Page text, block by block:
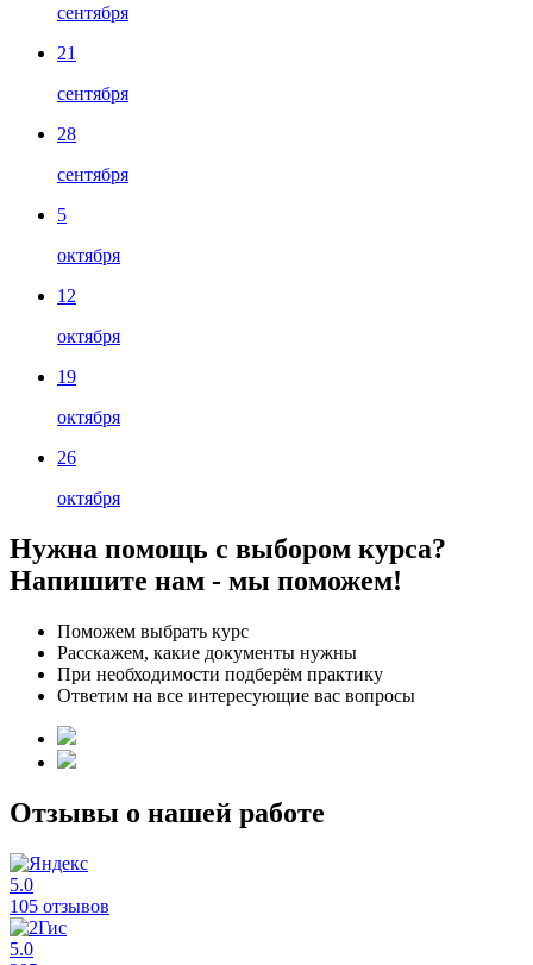
сентября
21
сентября
28
сентября
5
октября
12
октября
19
октября
26
октября
Нужна помощь с выбором курса?
Напишите нам - мы поможем!
Поможем выбрать курс
Расскажем, какие документы нужны
При необходимости подберём практику
Ответим на все интересующие вас вопросы
Отзывы о нашей работе
5.0
105 отзывов
5.0